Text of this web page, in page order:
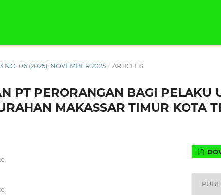
NO. 06 (2025): NOVEMBER 2025 / ARTICLES
PT PERORANGAN BAGI PELAKU
MAKASSAR TIMUR KOTA